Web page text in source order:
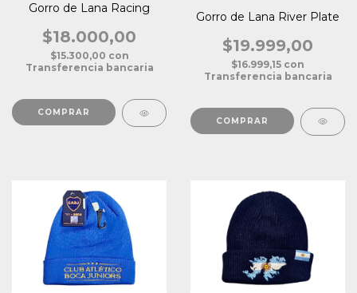
Gorro de Lana Racing
$18.000,00
$15.300,00 con
Transferencia bancaria
Gorro de Lana River Plate
$19.999,00
$16.999,15 con
Transferencia bancaria
COMPRAR